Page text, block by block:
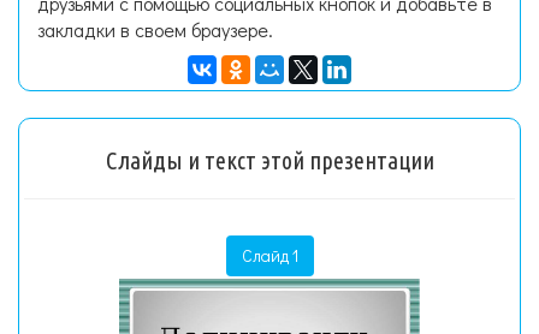
закладки в своем браузере.
Слайды и текст этой презентации
Слайд 1